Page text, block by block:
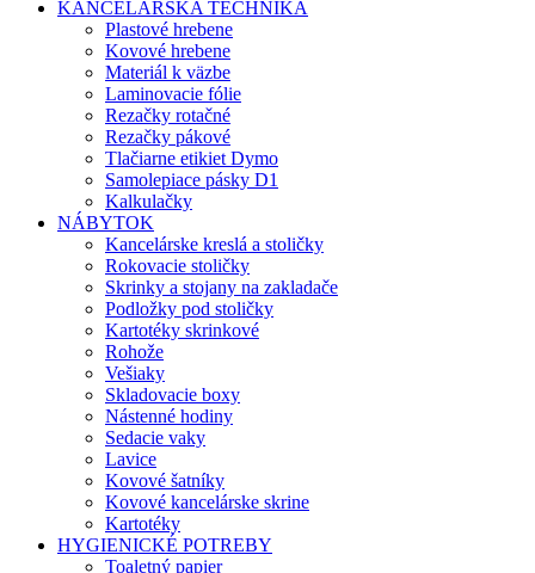
KANCELÁRSKA TECHNIKA
Plastové hrebene
Kovové hrebene
Materiál k väzbe
Laminovacie fólie
Rezačky rotačné
Rezačky pákové
Tlačiarne etikiet Dymo
Samolepiace pásky D1
Kalkulačky
NÁBYTOK
Kancelárske kreslá a stoličky
Rokovacie stoličky
Skrinky a stojany na zakladače
Podložky pod stoličky
Kartotéky skrinkové
Rohože
Vešiaky
Skladovacie boxy
Nástenné hodiny
Sedacie vaky
Lavice
Kovové šatníky
Kovové kancelárske skrine
Kartotéky
HYGIENICKÉ POTREBY
Toaletný papier